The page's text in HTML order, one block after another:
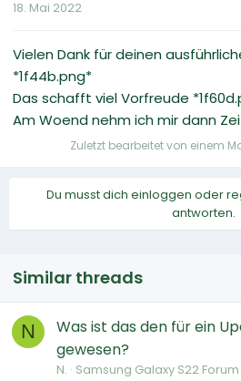
18. Mai 2022
Vielen Dank für deinen
*1f44b.png*
Das schafft viel Vorfreude
Am Woend nehm ich mir dann
Zuletzt bearbeitet von einem
Du musst dich einloggen oder
antworten.
Similar threads
N
Was ist das den für ein
gewesen?
N. Samsung Galaxy S22 Forum